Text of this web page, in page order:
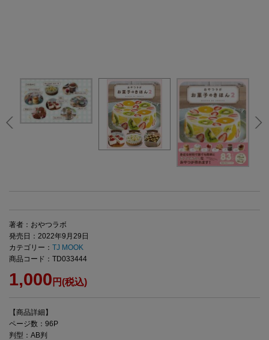
著者：おやつラボ
発売日：2022年9月29日
カテゴリー： TJ MOOK
商品コード：TD033444
1,000 円(税込)
【商品詳細】
ページ数：96P
判型：AB判